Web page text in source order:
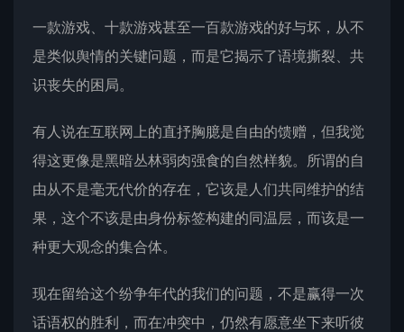
一款游戏、十款游戏甚至一百款游戏的好与坏，从不
是类似舆情的关键问题，而是它揭示了语境撕裂、共
识丧失的困局。
有人说在互联网上的直抒胸臆是自由的馈赠，但我觉
得这更像是黑暗丛林弱肉强食的自然样貌。所谓的自
由从不是毫无代价的存在，它该是人们共同维护的结
果，这个不该是由身份标签构建的同温层，而该是一
种更大观念的集合体。
现在留给这个纷争年代的我们的问题，不是赢得一次
话语权的胜利，而在冲突中，仍然有愿意坐下来听彼